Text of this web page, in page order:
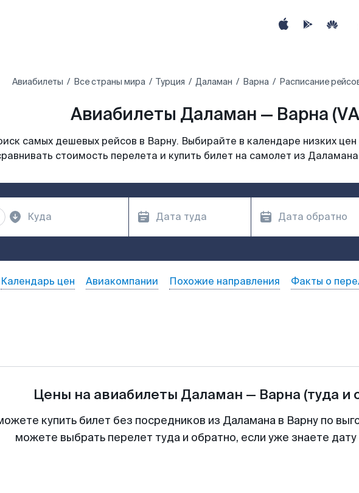
Авиабилеты Все страны мира Турция Даламан Варна Расписание
Авиабилеты Даламан — Варна
самых дешевых рейсов в Варну. Выбирайте в календаре низких
стоимость перелета и купить билет на самолет из
Календарь цен Авиакомпании Похожие направления Факты о
Цены на авиабилеты Даламан — Варна (туда и
купить билет без посредников из Даламана в Варну по
можете выбрать перелет туда и обратно, если уже знаете